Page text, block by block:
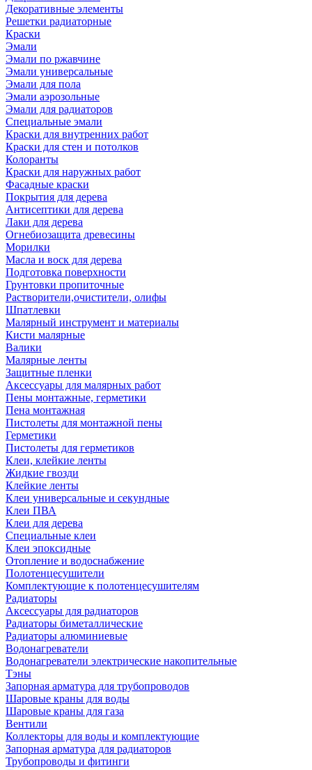
Декоративные элементы
Решетки радиаторные
Краски
Эмали
Эмали по ржавчине
Эмали универсальные
Эмали для пола
Эмали аэрозольные
Эмали для радиаторов
Специальные эмали
Краски для внутренних работ
Краски для стен и потолков
Колоранты
Краски для наружных работ
Фасадные краски
Покрытия для дерева
Антисептики для дерева
Лаки для дерева
Огнебиозащита древесины
Морилки
Масла и воск для дерева
Подготовка поверхности
Грунтовки пропиточные
Растворители,очистители, олифы
Шпатлевки
Малярный инструмент и материалы
Кисти малярные
Валики
Малярные ленты
Защитные пленки
Аксессуары для малярных работ
Пены монтажные, герметики
Пена монтажная
Пистолеты для монтажной пены
Герметики
Пистолеты для герметиков
Клеи, клейкие ленты
Жидкие гвозди
Клейкие ленты
Клеи универсальные и секундные
Клеи ПВА
Клеи для дерева
Специальные клеи
Клеи эпоксидные
Отопление и водоснабжение
Полотенцесушители
Комплектующие к полотенцесушителям
Радиаторы
Аксессуары для радиаторов
Радиаторы биметаллические
Радиаторы алюминиевые
Водонагреватели
Водонагреватели электрические накопительные
Тэны
Запорная арматура для трубопроводов
Шаровые краны для воды
Шаровые краны для газа
Вентили
Коллекторы для воды и комплектующие
Запорная арматура для радиаторов
Трубопроводы и фитинги